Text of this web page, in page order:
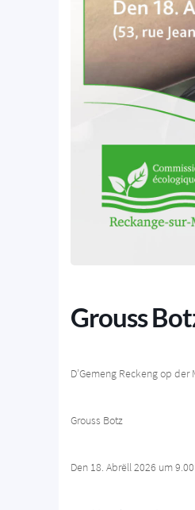
Grouss
D’Gemeng Reckeng op
Grouss Botz
Den 18. Abrëll 2026 um